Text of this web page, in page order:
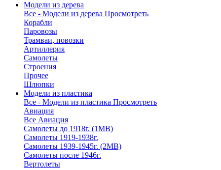
Модели из дерева
Все - Модели из дерева Просмотреть
Корабли
Паровозы
Трамваи, повозки
Артиллерия
Самолеты
Строения
Прочее
Шлюпки
Модели из пластика
Все - Модели из пластика Просмотреть
Авиация
Все Авиация
Самолеты до 1918г. (1МВ)
Самолеты 1919-1938г.
Самолеты 1939-1945г. (2МВ)
Самолеты после 1946г.
Вертолеты